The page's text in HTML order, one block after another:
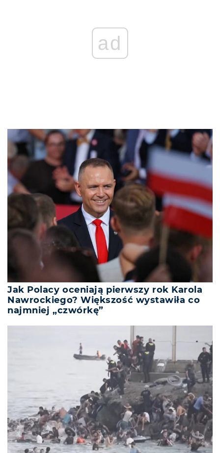
ad
Jak Polacy oceniają pierwszy rok Karola
Nawrockiego? Większość wystawiła co
najmniej „czwórkę”